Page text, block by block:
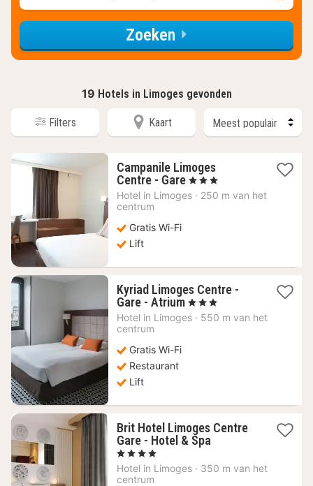
Zoeken
19 Hotels in Limoges gevonden
Filters Kaart
Campanile Limoges
Centre - Gare 1
nacht
, 3 Sterren
Hotel in Limoges · 250 m van het
centrum
Gratis Wi-Fi
Lift
Kyriad Limoges Centre -
Gare - Atrium 1
nacht
, 3 Sterren
Hotel in Limoges · 550 m van het
centrum
Gratis Wi-Fi
Restaurant
Lift
Brit Hotel Limoges Centre
Gare - Hotel & Spa1
vanaf
, 4 Sterren
Hotel in Limoges · 350 m van het
centrum